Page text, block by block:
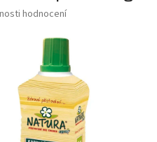
hodnocení